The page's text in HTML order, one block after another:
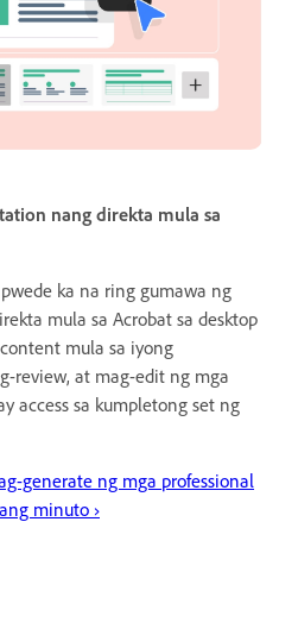
nang direkta mula sa
ka na ring gumawa ng
mula sa Acrobat sa desktop
mula sa iyong
review, at mag-edit ng mga
access sa kumpletong set ng
generate ng mga professional
minuto ›